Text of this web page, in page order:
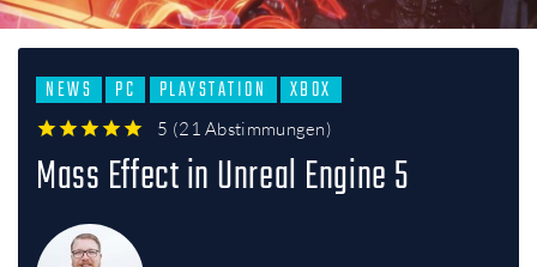
NEWS PC PLAYSTATION XBOX
5 (21 Abstimmungen)
Mass Effect in Unreal Engine 5